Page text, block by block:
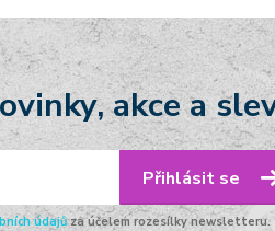
akce a
Přihlásit se
údajůza účelem rozesílky newsletteru.